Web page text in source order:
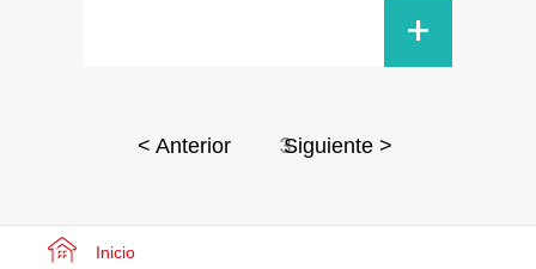
+
< Anterior 3Siguiente >
Inicio